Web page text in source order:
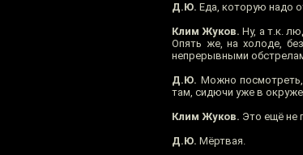
Д.Ю. Еда, которую надо
Клим Жуков. Ну, а т.к.
Опять же, на холоде,
непрерывными
Д.Ю. Можно
там, сидючи уже в
Клим Жуков. Это ещё не
Д.Ю. Мёртвая.